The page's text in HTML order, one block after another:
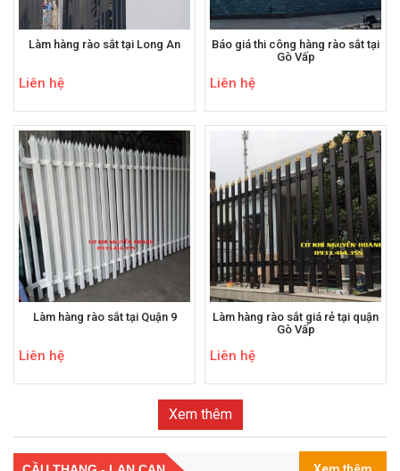
Làm hàng rào sắt tại Long An
Liên hệ
Báo giá thi công hàng rào sắt tại
Gò Vấp
Liên hệ
Làm hàng rào sắt tại Quận 9
Liên hệ
Làm hàng rào sắt giá rẻ tại quận
Gò Vấp
Liên hệ
Xem thêm